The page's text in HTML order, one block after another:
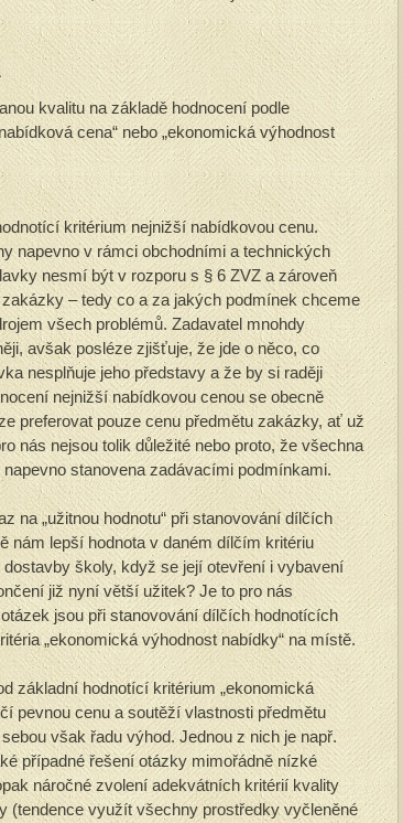
kvalitu na základě hodnocení podle
cena“ nebo „ekonomická výhodnost
kritérium nejnižší nabídkovou cenu.
napevno v rámci obchodními a technických
nesmí být v rozporu s § 6 ZVZ a zároveň
– tedy co a za jakých podmínek chceme
všech problémů. Zadavatel mnohdy
avšak posléze zjišťuje, že jde o něco, co
nesplňuje jeho představy a že by si raději
nejnižší nabídkovou cenou se obecně
preferovat pouze cenu předmětu zakázky, ať už
nás nejsou tolik důležité nebo proto, že všechna
stanovena zadávacími podmínkami.
na „užitnou hodnotu“ při stanovování dílčích
nám lepší hodnota v daném dílčím kritériu
školy, když se její otevření i vybavení
již nyní větší užitek? Je to pro nás
jsou při stanovování dílčích hodnotících
„ekonomická výhodnost nabídky“ na místě.
základní hodnotící kritérium „ekonomická
pevnou cenu a soutěží vlastnosti předmětu
však řadu výhod. Jednou z nich je např.
případné řešení otázky mimořádně nízké
náročné zvolení adekvátních kritérií kvality
(tendence využít všechny prostředky vyčleněné